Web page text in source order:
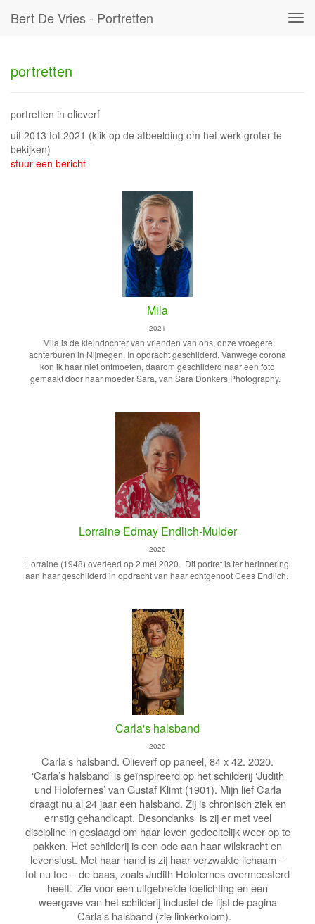
Bert De Vries - Portretten
portretten
portretten in olieverf
uit 2013 tot 2021 (klik op de afbeelding om het werk groter te
bekijken)
stuur een bericht
Mila
2021
Mila is de kleindochter van vrienden van ons, onze vroegere
achterburen in Nijmegen. In opdracht geschilderd. Vanwege corona
kon ik haar niet ontmoeten, daarom geschilderd naar een foto
gemaakt door haar moeder Sara, van Sara Donkers Photography.
Lorraine Edmay Endlich-Mulder
2020
Lorraine (1948) overleed op 2 mei 2020. Dit portret is ter herinnering
aan haar geschilderd in opdracht van haar echtgenoot Cees Endlich.
Carla's halsband
2020
Carla’s halsband. Olieverf op paneel, 84 x 42. 2020.
‘Carla’s halsband’ is geïnspireerd op het schilderij ‘Judith
und Holofernes’ van Gustaf Klimt (1901). Mijn lief Carla
draagt nu al 24 jaar een halsband. Zij is chronisch ziek en
ernstig gehandicapt. Desondanks is zij er met veel
discipline in geslaagd om haar leven gedeeltelijk weer op te
pakken. Het schilderij is een ode aan haar wilskracht en
levenslust. Met haar hand is zij haar verzwakte lichaam –
tot nu toe – de baas, zoals Judith Holofernes overmeesterd
heeft. Zie voor een uitgebreide toelichting en een
weergave van het schilderij inclusief de lijst de pagina
Carla's halsband (zie linkerkolom).